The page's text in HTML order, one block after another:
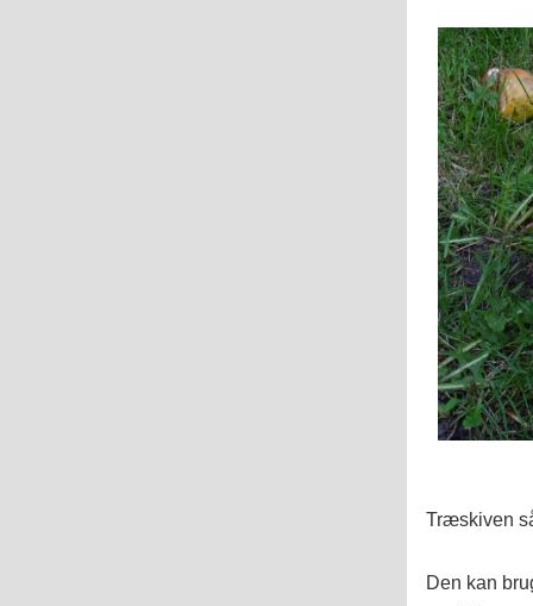
Træskiven
Den kan